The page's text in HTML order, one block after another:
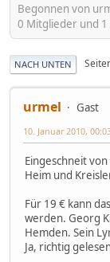
Begonnen von
0 Mitglieder und 1
NACH UNTEN
urmel Gast
10. Januar 2010,
Eingeschneit
Heim und
Für 19 € kann
werden. Georg
Hemden. Sein
Ja, richtig